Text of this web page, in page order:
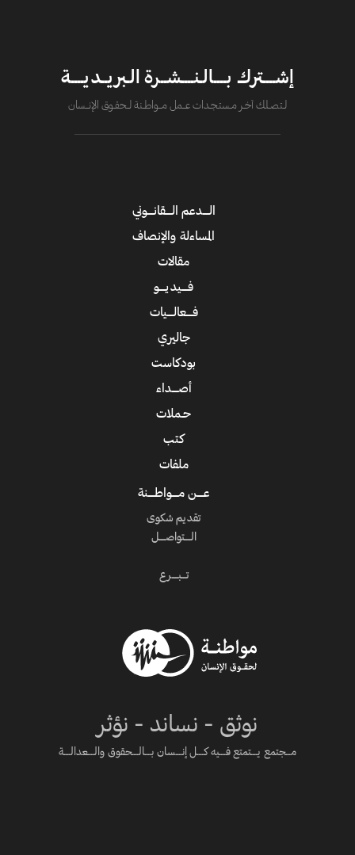
إشــــترك بــــالـنــــشــرة الـبريــديــــة
لــتصــلك آخــر مــستـجــدات عــــمل مــــواطــنة لـــحقــوق الإنــــسان
نوثق - نساند - نؤثر
مـــجتمع يــــتمتع فــــيه كــــل إنــــسان بــــالــــحقوق والــــعدالــــة
الــــدعم الــــقانــــوني
المساءلة والإنصاف
مقالات
فــــيديــــو
فــــعالــــيات
جاليري
بودكاست
أصــــداء
حـملات
كتب
ملفات
عــــن مــــواطــــنة
تقديم شكوى
الــــتواصــــل
تـــبــــرع